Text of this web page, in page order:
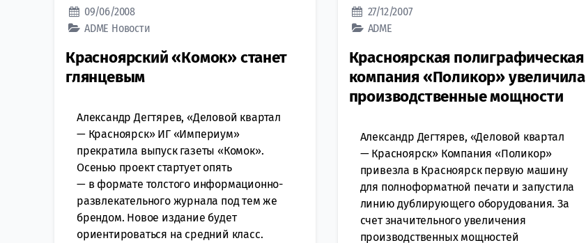
09/06/2008
ADME Новости
Красноярский «Комок» станет
глянцевым
Александр Дегтярев, «Деловой квартал
— Красноярск» ИГ «Империум»
прекратила выпуск газеты «Комок».
Осенью проект стартует опять
— в формате толстого информационно-
развлекательного журнала под тем же
брендом. Новое издание будет
ориентироваться на средний класс.
27/12/2007
ADME
Красноярская полиграфическая
компания «Поликор» увеличила
производственные мощности
Александр Дегтярев, «Деловой квартал
— Красноярск» Компания «Поликор»
привезла в Красноярск первую машину
для полноформатной печати и запустила
линию дублирующего оборудования. За
счет значительного увеличения
производственных мощностей